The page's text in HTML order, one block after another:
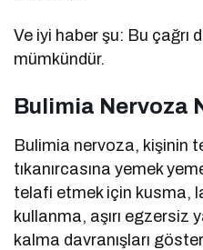
Ve iyi haber şu: Bu çağrı
mümkündür.
Bulimia Nervoza
Bulimia nervoza, kişinin
tıkanırcasına yemek
telafi etmek için kusma,
kullanma, aşırı egzersiz
kalma davranışları